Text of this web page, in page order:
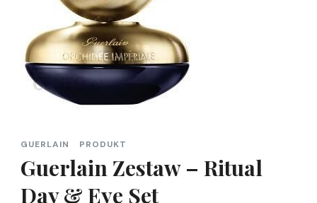
GUERLAIN PRODUKT
Guerlain Zestaw – Ritual
Day & Eye Set